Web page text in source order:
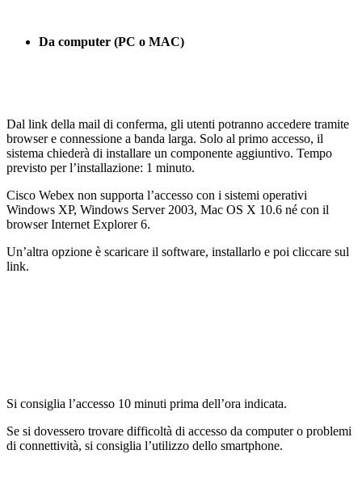
Da computer (PC o MAC)
Dal link della mail di conferma, gli utenti potranno accedere tramite
browser e connessione a banda larga. Solo al primo accesso, il
sistema chiederà di installare un componente aggiuntivo. Tempo
previsto per l’installazione: 1 minuto.
Cisco Webex non supporta l’accesso con i sistemi operativi
Windows XP, Windows Server 2003, Mac OS X 10.6 né con il
browser Internet Explorer 6.
Un’altra opzione è scaricare il software, installarlo e poi cliccare sul
link.
Si consiglia l’accesso 10 minuti prima dell’ora indicata.
Se si dovessero trovare difficoltà di accesso da computer o problemi
di connettività, si consiglia l’utilizzo dello smartphone.